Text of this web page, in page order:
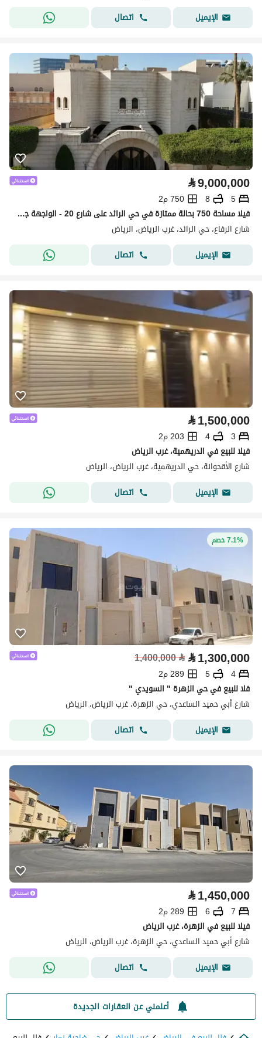
الإيميل
اتصال
⃁9,000,000
5
8
750 م2
فيلا مساحة 750 بحالة ممتازة في حي الرائد على شارع 20 - الواجهة جنوبية
شارع الرفاع، حي الرائد، غرب الرياض، الرياض
الإيميل
اتصال
⃁1,500,000
3
4
203 م2
فيلا للبيع في الدريهمية، غرب الرياض
شارع الأقحوانة، حي الدريهمية، غرب الرياض، الرياض
الإيميل
اتصال
7.1% خصم
⃁1,300,000
⃁
1,400,000
4
5
289 م2
فلا للبيع في حي الزهرة " السويدي "
شارع أبي حميد الساعدي، حي الزهرة، غرب الرياض، الرياض
الإيميل
اتصال
⃁1,450,000
7
6
289 م2
فيلا للبيع في الزهرة، غرب الرياض
شارع أبي حميد الساعدي، حي الزهرة، غرب الرياض، الرياض
الإيميل
اتصال
أعلمني عن العقارات الجديدة